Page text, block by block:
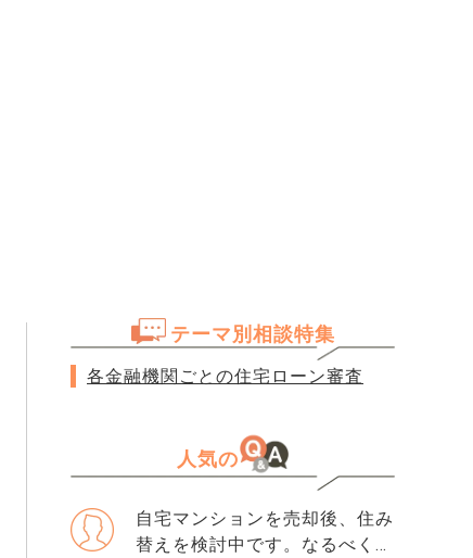
テーマ別相談特集
各金融機関ごとの住宅ローン審査
人気の
自宅マンションを売却後、住み
替えを検討中です。なるべく3